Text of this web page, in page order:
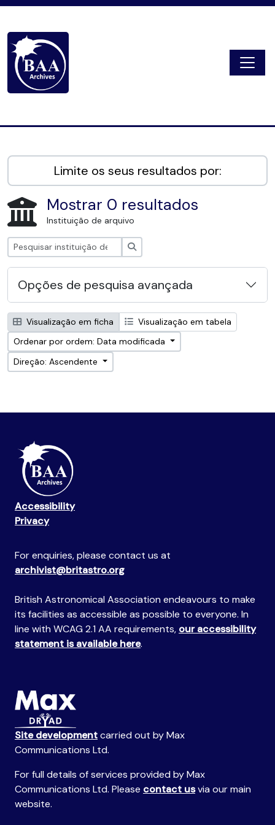
Limite os seus resultados por:
Mostrar 0 resultados
Instituição de arquivo
Opções de pesquisa avançada
Visualização em ficha
Visualização em tabela
Ordenar por ordem: Data modificada
Direção: Ascendente
Accessibility
Privacy
For enquiries, please contact us at
archivist@britastro.org
British Astronomical Association endeavours to make
its facilities as accessible as possible to everyone. In
line with WCAG 2.1 AA requirements, our accessibility
statement is available here.
Site developmentcarried out by Max
Communications Ltd.
For full details of services provided by Max
Communications Ltd. Please contact usvia our main
website.